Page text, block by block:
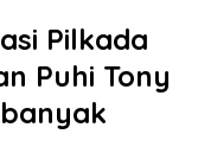
Pilkada
Puhi Tony